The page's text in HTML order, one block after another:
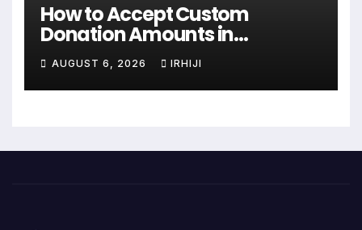
How to Accept Custom
Donation Amounts in
WordPress with Stripe
AUGUST 6, 2026 IRHIJI